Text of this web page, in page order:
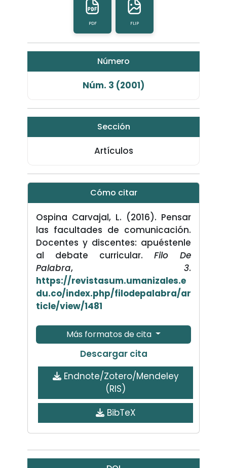
PDF FLIP
Número
Núm. 3 (2001)
Sección
Artículos
Cómo citar
Ospina Carvajal, L. (2016). Pensar
las facultades de comunicación.
Docentes y discentes: apuéstenle
al debate curricular. Filo De
Palabra, 3.
https://revistasum.umanizales.e
du.co/index.php/filodepalabra/ar
ticle/view/1481
Más formatos de cita
Descargar cita
Endnote/Zotero/Mendeley
(RIS)
BibTeX